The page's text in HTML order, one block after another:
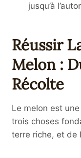
jusqu’à
Réussir
Melon :
Récolte
Le melon est
trois choses
terre riche, et de